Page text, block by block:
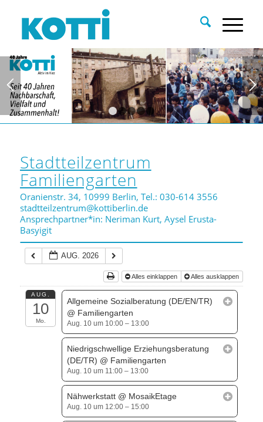
1 2 3 5
Stadtteilzentrum
Familiengarten
Oranienstr. 34, 10999 Berlin, Tel.: 030-614 3556
stadtteilzentrum@kottiberlin.de
Ansprechpartner*in: Neriman Kurt, Aysel Erusta-
Basyigit
AUG. 2026
Alles einklappen Alles ausklappen
AUG.
10
Mo.
Allgemeine Sozialberatung (DE/EN/TR)
@ Familiengarten
Aug. 10 um 10:00 – 13:00
Niedrigschwellige Erziehungsberatung
(DE/TR) @ Familiengarten
Aug. 10 um 11:00 – 13:00
Nähwerkstatt @ MosaikEtage
Aug. 10 um 12:00 – 15:00